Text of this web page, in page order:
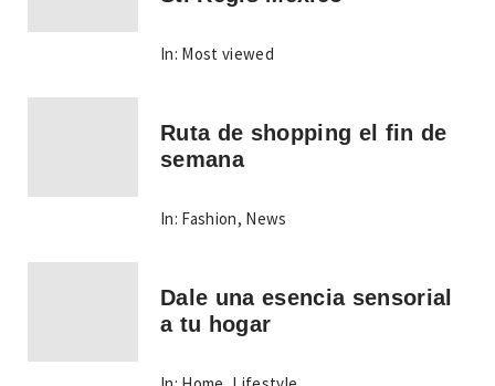
In: Most viewed
Ruta de shopping el fin de
semana
In: Fashion, News
Dale una esencia sensorial
a tu hogar